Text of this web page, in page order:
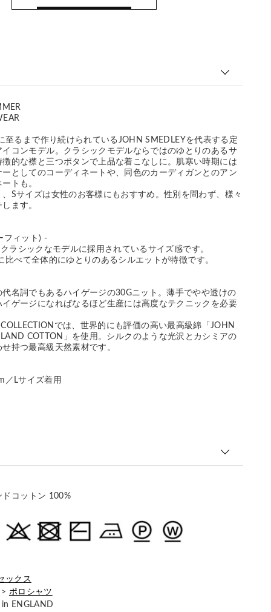
至るまで作り続けられているJOHN SMEDLEYを代表する定
コンモデル。クラシックモデルならではのゆとりのあるサ
的な襟と三つボタンで上品な着こなしに。肌寒い時期には
としてのコーディネートや、同色のカーディガンとのアン
トも。
Sサイズは女性のお客様にもおすすめ。性別を問わず、様々
ます。
フィット) -
ラシックなモデルに採用されているサイズ感です。
比べて全体的にゆとりのあるシルエットが特徴です。
名詞でもあるハイゲージの30Gニット。薄手でやや透けの
ゲージになればなるほど生産には高度なテクニックを必要
では、世界的にも評価の高い最高級綿「JOHN
COTTON」を使用。シルクのような光沢とカシミアの
持つ最高級天然素材です。
／Lサイズ着用
ドコットン 100%
ックス
> ポロシャツ
ENGLAND